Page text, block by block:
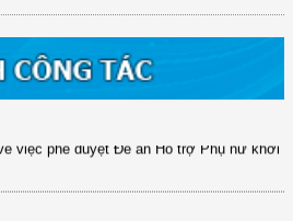
hiện Nghị quyết số 72-NQ/TW ngày
việc phê duyệt Đề án Hỗ trợ Phụ nữ khởi